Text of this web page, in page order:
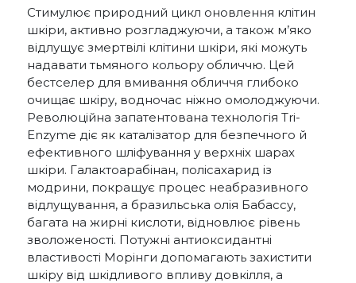
Стимулює природний цикл оновлення клітин
шкіри, активно розгладжуючи, а також м’яко
відлущує змертвілі клітини шкіри, які можуть
надавати тьмяного кольору обличчю. Цей
бестселер для вмивання обличчя глибоко
очищає шкіру, водночас ніжно омолоджуючи.
Революційна запатентована технологія Tri-
Enzyme діє як каталізатор для безпечного й
ефективного шліфування у верхніх шарах
шкіри. Галактоарабінан, полісахарид із
модрини, покращує процес неабразивного
відлущування, а бразильська олія Бабассу,
багата на жирні кислоти, відновлює рівень
зволоженості. Потужні антиоксидантні
властивості Морінги допомагають захистити
шкіру від шкідливого впливу довкілля, а